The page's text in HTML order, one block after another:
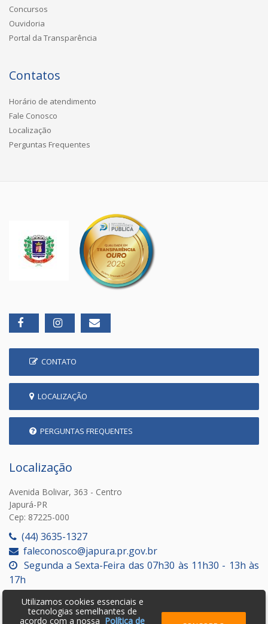
Concursos
Ouvidoria
Portal da Transparência
Contatos
Horário de atendimento
Fale Conosco
Localização
Perguntas Frequentes
CONTATO
LOCALIZAÇÃO
PERGUNTAS FREQUENTES
Localização
Avenida Bolivar, 363 - Centro
Japurá-PR
Cep: 87225-000
(44) 3635-1327
faleconosco@japura.pr.gov.br
Segunda a Sexta-Feira das 07h30 às 11h30 - 13h às
17h
Utilizamos cookies essenciais e
tecnologias semelhantes de
acordo com a nossa Política de